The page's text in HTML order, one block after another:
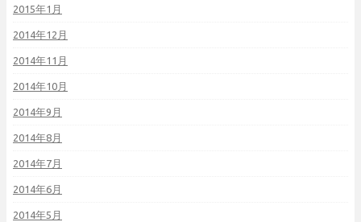
2015年1月
2014年12月
2014年11月
2014年10月
2014年9月
2014年8月
2014年7月
2014年6月
2014年5月